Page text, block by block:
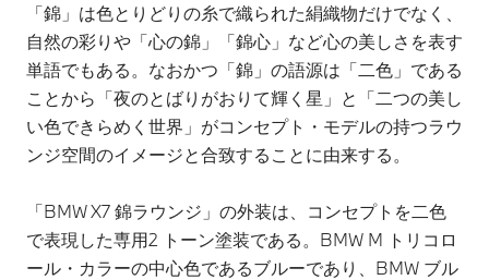
「錦」は色とりどりの糸で織られた絹織物だけでなく、
自然の彩りや「心の錦」「錦心」など心の美しさを表す
単語でもある。なおかつ「錦」の語源は「二色」である
ことから「夜のとばりがおりて輝く星」と「二つの美し
い色できらめく世界」がコンセプト・モデルの持つラウ
ンジ空間のイメージと合致することに由来する。
「BMW X7 錦ラウンジ」の外装は、コンセプトを二色
で表現した専用2 トーン塗装である。BMW M トリコロ
ール・カラーの中心色であるブルーであり、BMW ブル